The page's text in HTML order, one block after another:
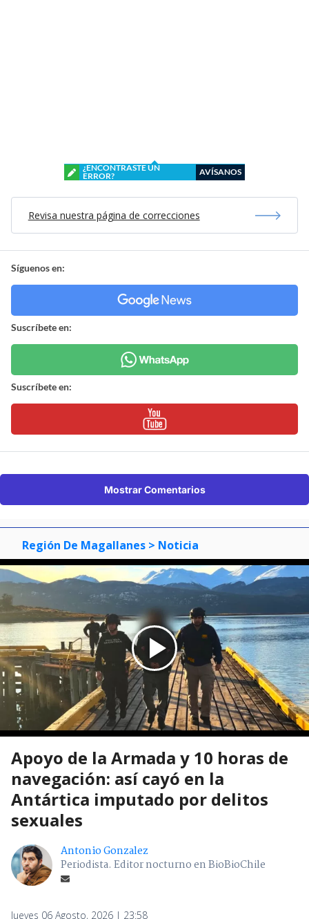
¿ENCONTRASTE UN
ERROR?
AVÍSANOS
Revisa nuestra página de correcciones
Síguenos en:
Suscríbete en:
Suscríbete en:
Mostrar Comentarios
Región De Magallanes > Noticia
Apoyo de la Armada y 10 horas de
navegación: así cayó en la
Antártica imputado por delitos
sexuales
Antonio Gonzalez
Periodista. Editor nocturno en BioBioChile
Jueves 06 Agosto, 2026 | 23:58